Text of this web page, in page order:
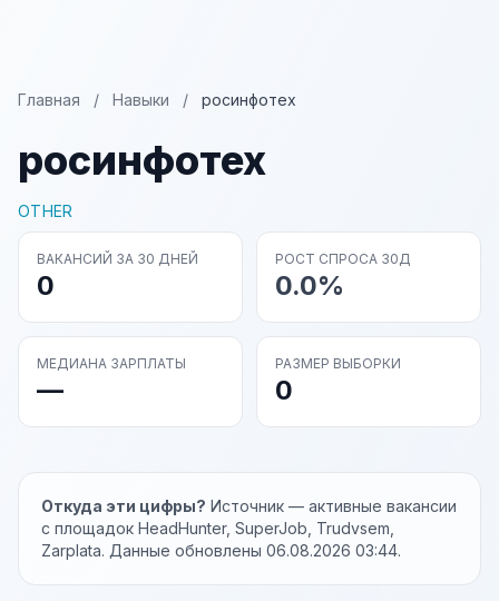
Главная / Навыки / росинфотех
росинфотех
OTHER
ВАКАНСИЙ ЗА 30 ДНЕЙ
0
РОСТ СПРОСА 30Д
0.0%
МЕДИАНА ЗАРПЛАТЫ
—
РАЗМЕР ВЫБОРКИ
0
Откуда эти цифры? Источник — активные вакансии
с площадок HeadHunter, SuperJob, Trudvsem,
Zarplata. Данные обновлены 06.08.2026 03:44.